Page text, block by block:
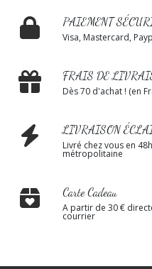
PAIEMENT
Visa, Mastercard,
FRAIS DE
Dès 70 d'achat ! (en
LIVRAISON
Livré chez vous en
métropolitaine
Carte Cadeau
A partir de 30 €
courrier